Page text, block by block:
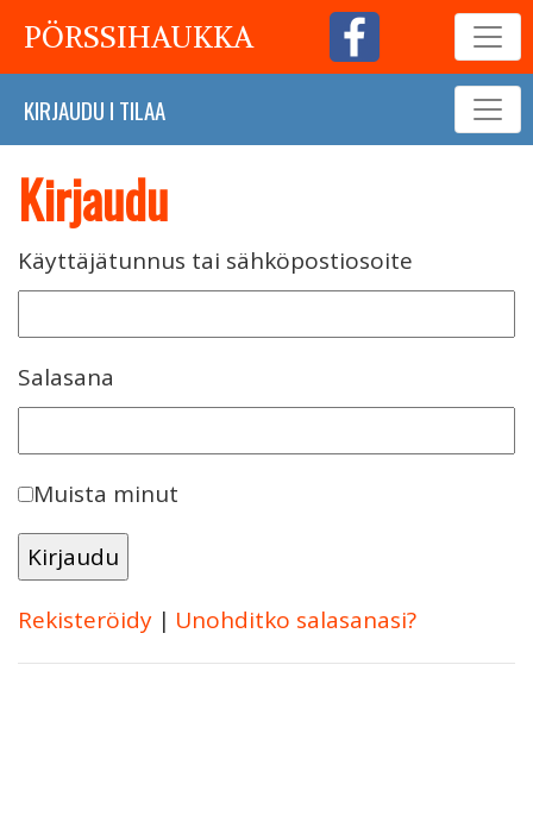
PÖRSSIHAUKKA
KIRJAUDU I TILAA
Kirjaudu
Käyttäjätunnus tai sähköpostiosoite
Salasana
Muista minut
Rekisteröidy | Unohditko salasanasi?